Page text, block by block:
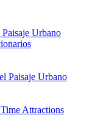
Paisaje Urbano
Paisaje Urbano
Attractions